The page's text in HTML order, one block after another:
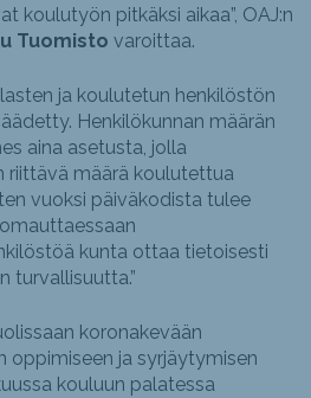
koulutyön pitkäksi aikaa”, OAJ:n
Tuomisto varoittaa.
ja koulutetun henkilöstön
Henkilökunnan määrän
aina asetusta, jolla
riittävä määrä koulutettua
vuoksi päiväkodista tulee
kunta ottaa tietoisesti
turvallisuutta.”
koronakevään
oppimiseen ja syrjäytymisen
kouluun palatessa